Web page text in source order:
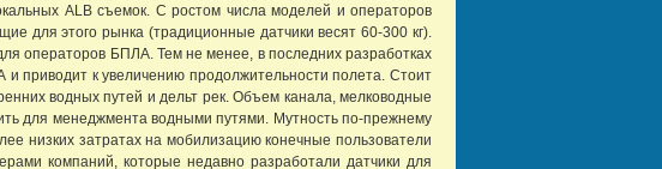
ALB съемок. С ростом числа моделей и операторов
для этого рынка (традиционные датчики весят 60-300 кг).
операторов БПЛА. Тем не менее, в последних разработках
приводит к увеличению продолжительности полета. Стоит
водных путей и дельт рек. Объем канала, мелководные
для менеджмента водными путями. Мутность по-прежнему
низких затратах на мобилизацию конечные пользователи
компаний, которые недавно разработали датчики для